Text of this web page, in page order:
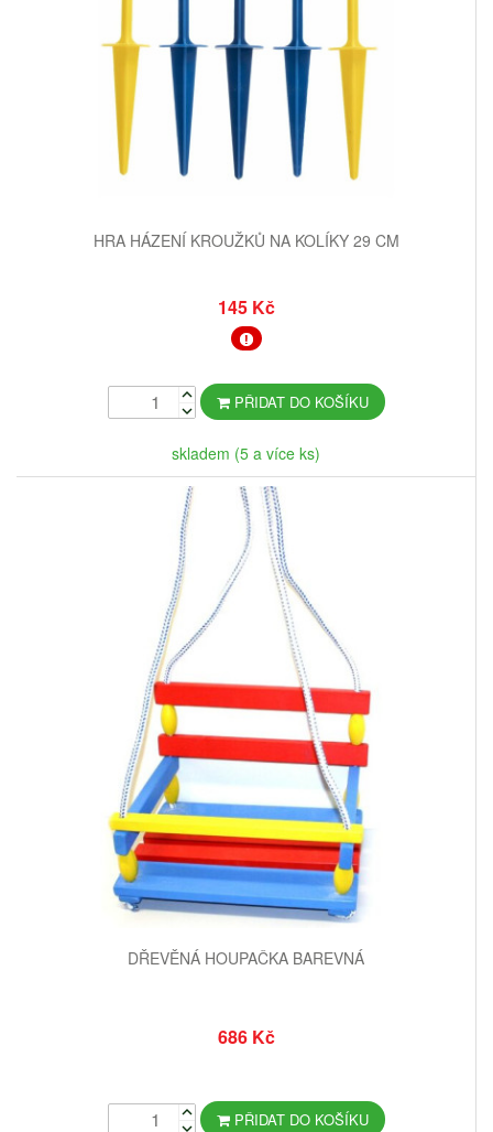
HRA HÁZENÍ KROUŽKŮ NA KOLÍKY 29 CM
145 Kč
PŘIDAT DO KOŠÍKU
skladem (5 a více ks)
DŘEVĚNÁ HOUPAČKA BAREVNÁ
686 Kč
PŘIDAT DO KOŠÍKU